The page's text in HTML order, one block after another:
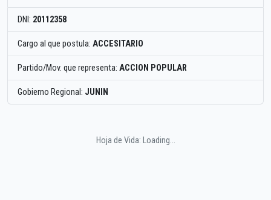
DNI: 20112358
Cargo al que postula: ACCESITARIO
Partido/Mov. que representa: ACCION POPULAR
Gobierno Regional: JUNIN
Hoja de Vida: Loading...